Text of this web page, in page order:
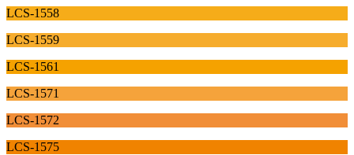
LCS-1558
LCS-1559
LCS-1561
LCS-1571
LCS-1572
LCS-1575